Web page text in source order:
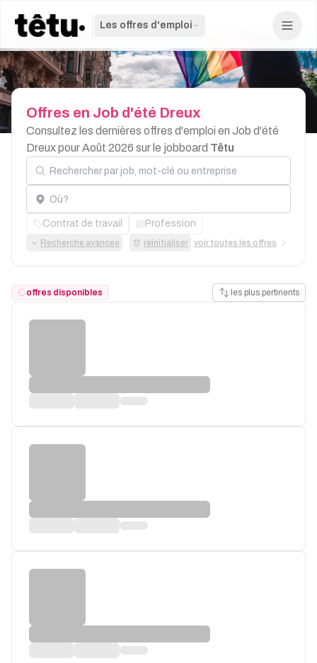
Les offres d'emploi
Offres en Job d'été Dreux
Consultez les dernières offres d'emploi en Job d'été
Dreux pour Août 2026 sur le jobboard Têtu
Rechercher par job, mot-clé ou entreprise
Localisation
Contrat de travail Profession
Recherche avancée réinitialiser voir toutes les offres
offres disponibles les plus pertinents